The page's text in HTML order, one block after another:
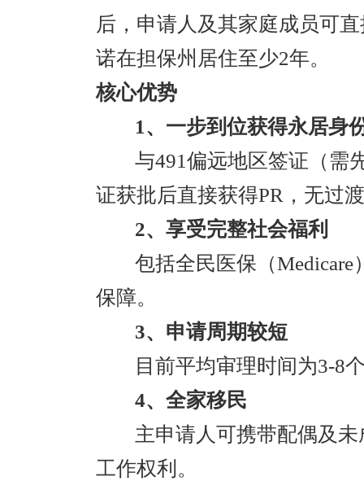
后，申请人及其家庭成员可
诺在担保州居住至少2年。
核心优势
1、一步到位获得永居身
与491偏远地区签证（需
证获批后直接获得PR，无过
2、享受完整社会福利
包括全民医保（
保障。
3、申请周期较短
目前平均审理时间为3-8
4、全家移民
主申请人可携带配偶及
工作权利。